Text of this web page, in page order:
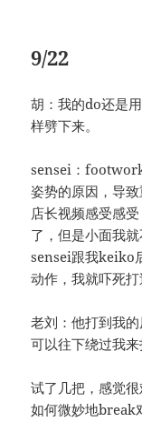
9/22
胡：我的do还是
样劈下来。
sensei：
姿势的原因，导
店长视频感受感
了，但是小面我
sensei跟我keiko
动作，我就吓死
老刘：他打到我
可以往下绕过我来
试了几把，感觉
如何微妙地break